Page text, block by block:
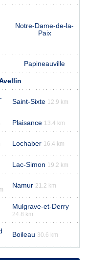
Notre-Dame-de-la-
Paix
Papineauville
Saint-Sixte 12.9 km
Plaisance 13.4 km
Lochaber 16.4 km
Lac-Simon 19.2 km
Namur 21.2 km
Mulgrave-et-Derry
24.8 km
Boileau 30.6 km